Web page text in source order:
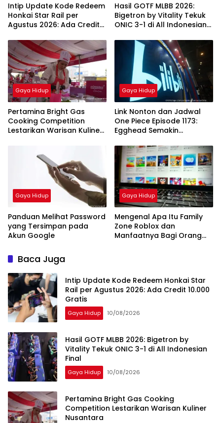
Intip Update Kode Redeem
Honkai Star Rail per
Agustus 2026: Ada Credit
Hasil GOTF MLBB 2026:
Bigetron by Vitality Tekuk
ONIC 3-1 di All Indonesian
Gaya Hidup
Pertamina Bright Gas
Cooking Competition
Lestarikan Warisan Kuliner
Gaya Hidup
Link Nonton dan Jadwal
One Piece Episode 1173:
Egghead Semakin
Gaya Hidup
Panduan Melihat Password
yang Tersimpan pada
Akun Google
Gaya Hidup
Mengenal Apa Itu Family
Zone Roblox dan
Manfaatnya Bagi Orang
Baca Juga
Intip Update Kode Redeem Honkai Star
Rail per Agustus 2026: Ada Credit 10.000
Gratis
Gaya Hidup 10/08/2026
Hasil GOTF MLBB 2026: Bigetron by
Vitality Tekuk ONIC 3-1 di All Indonesian
Final
Gaya Hidup 10/08/2026
Pertamina Bright Gas Cooking
Competition Lestarikan Warisan Kuliner
Nusantara